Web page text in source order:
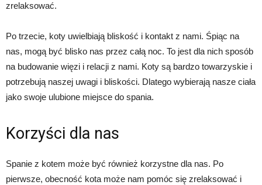
zrelaksować.
Po trzecie, koty uwielbiają bliskość i kontakt z nami. Śpiąc na
nas, mogą być blisko nas przez całą noc. To jest dla nich sposób
na budowanie więzi i relacji z nami. Koty są bardzo towarzyskie i
potrzebują naszej uwagi i bliskości. Dlatego wybierają nasze ciała
jako swoje ulubione miejsce do spania.
Korzyści dla nas
Spanie z kotem może być również korzystne dla nas. Po
pierwsze, obecność kota może nam pomóc się zrelaksować i